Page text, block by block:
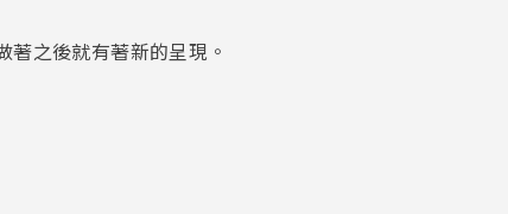
之後就有著新的呈現。